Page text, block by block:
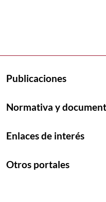
Publicaciones
Normativa y
Enlaces de interés
Otros portales